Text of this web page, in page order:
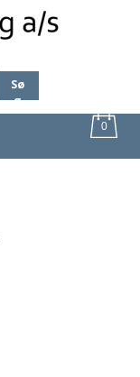
Sø
G
0